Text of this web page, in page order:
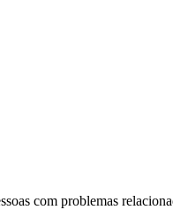
com problemas